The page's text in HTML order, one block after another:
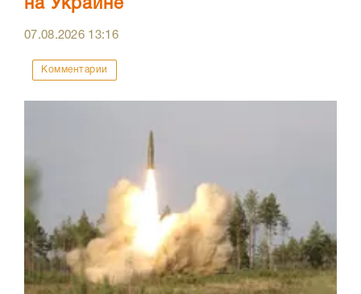
на Украине
07.08.2026 13:16
Комментарии